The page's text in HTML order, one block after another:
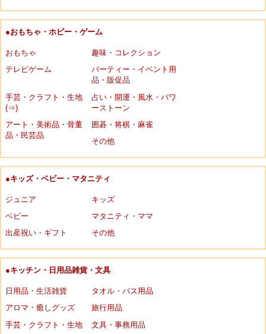
●おもちゃ・ホビー・ゲーム
おもちゃ
趣味・コレクション
テレビゲーム
パーティー・イベント用
品・販促品
手芸・クラフト・生地
(⇒)
占い・開運・風水・パワ
ーストーン
アート・美術品・骨董
品・民芸品
囲碁・将棋・麻雀
その他
●キッズ・ベビー・マタニティ
ジュニア
キッズ
ベビー
マタニティ・ママ
出産祝い・ギフト
その他
●キッチン・日用品雑貨・文具
日用品・生活雑貨
タオル・バス用品
アロマ・癒しグッズ
旅行用品
手芸・クラフト・生地
文具・事務用品